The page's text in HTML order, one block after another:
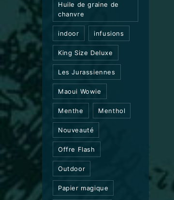
Huile de graine de
chanvre
indoor infusions
King Size Deluxe
Les Jurassiennes
Maoui Wowie
Menthe Menthol
Nouveauté
Offre Flash
Outdoor
Papier magique